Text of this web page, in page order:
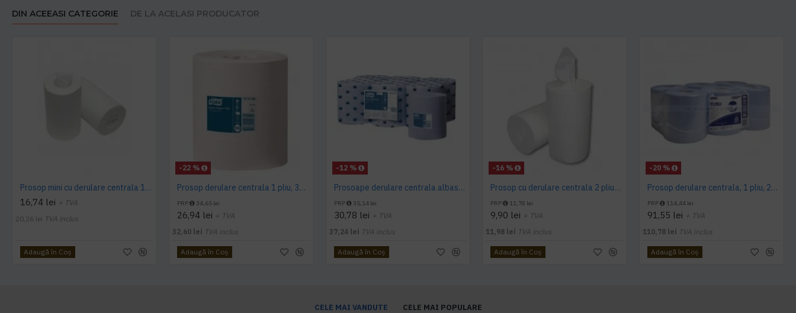
DIN ACEEASI CATEGORIE DE LA ACELASI PRODUCATOR
Prosop mini cu derulare centrala 1 pliu, 120 m Tork
16,74 lei + TVA
20,26 lei TVA inclus
Adaugă în Coş
-22 %
Prosop derulare centrala 1 pliu, 300 m Tork
PRP 34,65 lei
26,94 lei + TVA
32,60 lei TVA inclus
Adaugă în Coş
-12 %
Prosoape derulare centrala albastru 2 pliuri 150 m Tork, portionate
PRP 35,14 lei
30,78 lei + TVA
37,24 lei TVA inclus
Adaugă în Coş
-16 %
Prosop cu derulare centrala 2 pliuri 100 m, portionata, alb, celuloza 100%, AQAS
PRP 11,78 lei
9,90 lei + TVA
11,98 lei TVA inclus
Adaugă în Coş
-20 %
Prosop derulare centrala, 1 pliu, 200 m Wypall L10
PRP 114,44 lei
91,55 lei + TVA
110,78 lei TVA inclus
Adaugă în Coş
CELE MAI VANDUTE CELE MAI POPULARE